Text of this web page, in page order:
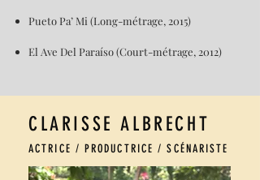
Pueto Pa’ Mi (Long-métrage, 2015)
El Ave Del Paraíso (Court-métrage, 2012)
CLARISSE ALBRECHT
ACTRICE / PRODUCTRICE / SCÉNARISTE